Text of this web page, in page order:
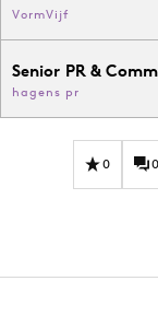
VormVijf
Senior PR &
hagens pr
0 0